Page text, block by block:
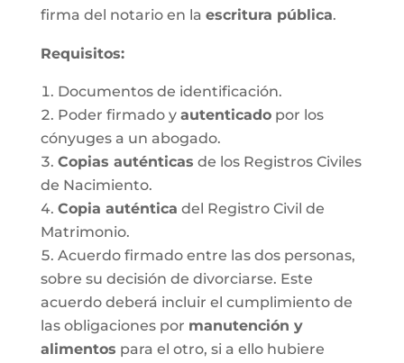
firma del notario en la escritura pública.
Requisitos:
Documentos de identificación.
Poder firmado y autenticadopor los
cónyuges a un abogado.
Copias auténticas de los Registros Civiles
de Nacimiento.
Copia auténtica del Registro Civil de
Matrimonio.
Acuerdo firmado entre las dos personas,
sobre su decisión de divorciarse. Este
acuerdo deberá incluir el cumplimiento de
las obligaciones por manutención y
alimentos para el otro, si a ello hubiere